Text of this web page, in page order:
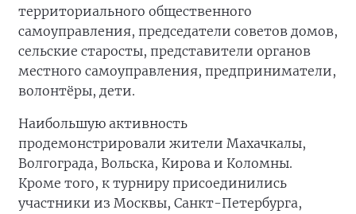
территориального общественного
самоуправления, председатели советов домов,
сельские старосты, представители органов
местного самоуправления, предприниматели,
волонтёры, дети.
Наибольшую активность
продемонстрировали жители Махачкалы,
Волгограда, Вольска, Кирова и Коломны.
Кроме того, к турниру присоединились
участники из Москвы, Санкт-Петербурга,